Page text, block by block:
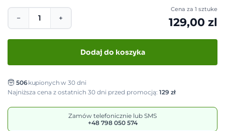
− +
Cena za 1 sztuke
129,00 zl
Dodaj do koszyka
506kupionych w 30 dni
Najniższa cena z ostatnich 30 dni przed promocją: 129 zł
Zamów telefonicznie lub SMS
+48 798 050 574